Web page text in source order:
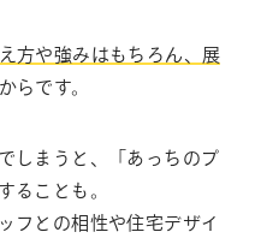
方や強みはもちろん、展
からです。
しまうと、「あっちのプ
ることも。
フとの相性や住宅デザイ